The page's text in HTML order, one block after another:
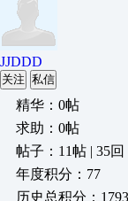
JJDDD
关注 私信
精华：0帖
求助：0帖
帖子：11帖 | 35回
年度积分：77
历史总积分：1793